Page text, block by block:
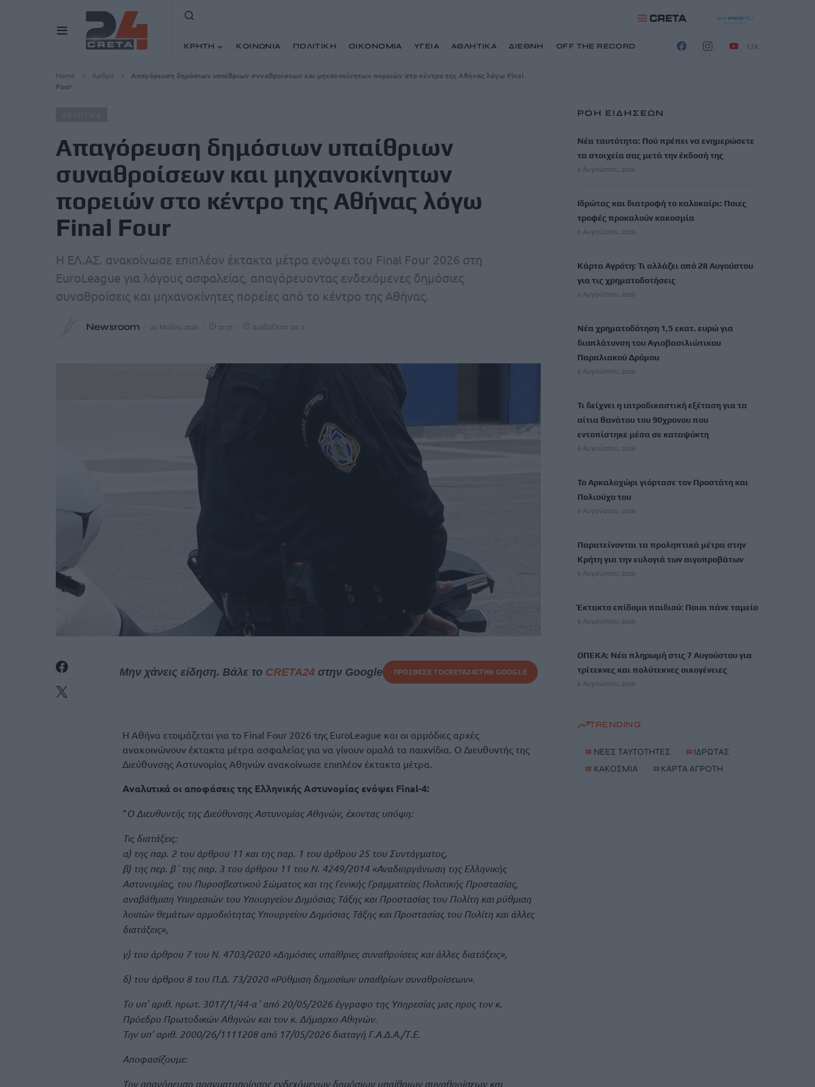
ΚΡΗΤΗ ΚΟΙΝΩΝΙΑ ΠΟΛΙΤΙΚΗ ΟΙΚΟΝΟΜΙΑ ΥΓΕΙΑ ΑΘΛΗΤΙΚΑ ΔΙΕΘΝΗ OFF THE RECORD 13K
Home Άρθρα
Απαγόρευση δημόσιων υπαίθριων συναθροίσεων και μηχανοκίνητων πορειών στο κέντρο της Αθήνας λόγω Final
Four
Απαγόρευση δημόσιων υπαίθριων
συναθροίσεων και μηχανοκίνητων
πορειών στο κέντρο της Αθήνας λόγω
Final Four
Η ΕΛ.ΑΣ. ανακοίνωσε επιπλέον έκτακτα μέτρα ενόψει του Final Four 2026 στη
EuroLeague για λόγους ασφαλείας, απαγόρευοντας ενδεχόμενες δημόσιες
συναθροίσεις και μηχανοκίνητες πορείες από το κέντρο της Αθήνας.
Newsroom 20 Μαΐου, 2026 22:37 Διαβάζεται σε 2'
Μην χάνεις είδηση. Βάλε το CRETA24στην Google ΠΡΟΣΘΕΣΕ ΤΟCRETA24ΣΤΗΝ GOOGLE
Η Αθήνα ετοιμάζεται για το Final Four 2026 της EuroLeague και οι αρμόδιες αρχές
ανακοινώνουν έκτακτα μέτρα ασφαλείας για να γίνουν ομαλά τα παιχνίδια. Ο Διευθυντής της
Διεύθυνσης Αστυνομίας Αθηνών ανακοίνωσε επιπλέον έκτακτα μέτρα.
Αναλυτικά οι αποφάσεις της Ελληνικής Αστυνομίας ενόψει Final-4:
“Ο Διευθυντής της Διεύθυνσης Αστυνομίας Αθηνών, έχοντας υπόψη:
Τις διατάξεις:
α) της παρ. 2 του άρθρου 11 και της παρ. 1 του άρθρου 25 του Συντάγματος,
β) της περ. β΄ της παρ. 3 του άρθρου 11 του Ν. 4249/2014 «Αναδιοργάνωση της Ελληνικής
Αστυνομίας, του Πυροσβεστικού Σώματος και της Γενικής Γραμματείας Πολιτικής Προστασίας,
αναβάθμιση Υπηρεσιών του Υπουργείου Δημόσιας Τάξης και Προστασίας του Πολίτη και ρύθμιση
λοιπών θεμάτων αρμοδιότητας Υπουργείου Δημόσιας Τάξης και Προστασίας του Πολίτη και άλλες
διατάξεις»,
γ) του άρθρου 7 του Ν. 4703/2020 «Δημόσιες υπαίθριες συναθροίσεις και άλλες διατάξεις»,
δ) του άρθρου 8 του Π.Δ. 73/2020 «Ρύθμιση δημοσίων υπαιθρίων συναθροίσεων».
Το υπ’ αριθ. πρωτ. 3017/1/44-α΄ από 20/05/2026 έγγραφο της Υπηρεσίας μας προς τον κ.
Πρόεδρο Πρωτοδικών Αθηνών και τον κ. Δήμαρχο Αθηνών.
Την υπ’ αριθ. 2000/26/1111208 από 17/05/2026 διαταγή Γ.Α.Δ.Α./Τ.Ε.
Αποφασίζουμε:
Την απαγόρευση πραγματοποίησης ενδεχόμενων δημόσιων υπαίθριων συναθροίσεων και
ΡΟΗ ΕΙΔΗΣΕΩΝ
Νέα ταυτότητα: Πού πρέπει να ενημερώσετε
τα στοιχεία σας μετά την έκδοσή της
6 Αυγούστου, 2026
Ιδρώτας και διατροφή το καλοκαίρι: Ποιες
τροφές προκαλούν κακοσμία
6 Αυγούστου, 2026
Κάρτα Αγρότη: Τι αλλάζει από 28 Αυγούστου
για τις χρηματοδοτήσεις
6 Αυγούστου, 2026
Νέα χρηματοδότηση 1,5 εκατ. ευρώ για
διαπλάτυνση του Αγιοβασιλιώτικου
Παραλιακού Δρόμου
6 Αυγούστου, 2026
Τι δείχνει η ιατροδικαστική εξέταση για τα
αίτια θανάτου του 90χρονου που
εντοπίστηκε μέσα σε καταψύκτη
6 Αυγούστου, 2026
Το Αρκαλοχώρι γιόρτασε τον Προστάτη και
Πολιούχο του
6 Αυγούστου, 2026
Παρατείνονται τα προληπτικά μέτρα στην
Κρήτη για την ευλογιά των αιγοπροβάτων
6 Αυγούστου, 2026
Έκτακτο επίδομα παιδιού: Ποιοι πάνε ταμείο
6 Αυγούστου, 2026
ΟΠΕΚΑ: Νέα πληρωμή στις 7 Αυγούστου για
τρίτεκνες και πολύτεκνες οικογένειες
6 Αυγούστου, 2026
TRENDING
# ΝΕΕΣ ΤΑΥΤΟΤΗΤΕΣ #ΙΔΡΩΤΑΣ
# ΚΑΚΟΣΜΙΑ #ΚΑΡΤΑ ΑΓΡΟΤΗ